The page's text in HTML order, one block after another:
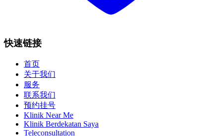
快速链接
首页
关于我们
服务
联系我们
预约挂号
Klinik Near Me
Klinik Berdekatan Saya
Teleconsultation